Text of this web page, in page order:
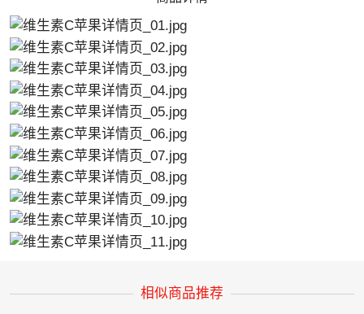
储存条件 置阴凉干燥处
商品条形码
值
6924440101476
有效期 24个月
相似商品推荐